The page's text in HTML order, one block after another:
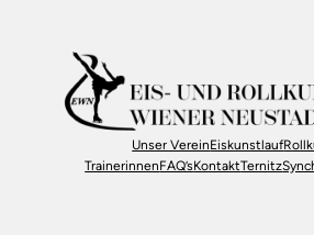
springen
Unser VereinEiskunstlauf
TrainerinnenFAQ’sKontaktTernitz